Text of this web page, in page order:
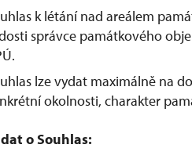
k létání nad areálem
správce památkového
lze vydat maximálně na
okolnosti, charakter
o Souhlas: